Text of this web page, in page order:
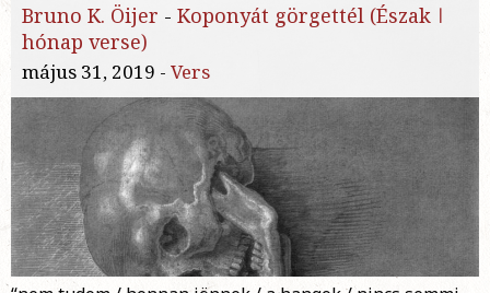
Bruno K. Öijer - Koponyát görgettél (Észak ǀ
hónap verse)
május 31, 2019 - Vers